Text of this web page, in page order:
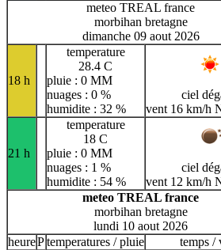
meteo TREAL france
morbihan bretagne
dimanche 09 aout 2026
18 h
temperature
28.4 C
pluie : 0 MM
nuages : 0 %
humidite : 32 %
ciel
vent 16 km/h
21 h
temperature
18 C
pluie : 0 MM
nuages : 1 %
humidite : 54 %
ciel
vent 12 km/h
meteo TREAL france
morbihan bretagne
lundi 10 aout 2026
heurePtemperatures / pluie temps /